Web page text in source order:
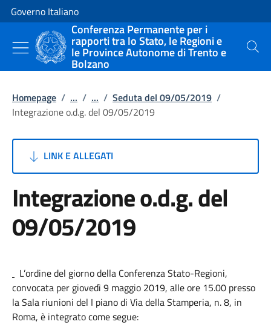
Vai al contenuto
Vai alla navigazione del sito
Governo Italiano
Conferenza Permanente per i
rapporti tra lo Stato, le Regioni e
le Province Autonome di Trento e
Bolzano
Cerca
Homepage / ... / ... / Seduta del 09/05/2019 /
Integrazione o.d.g. del 09/05/2019
LINK E ALLEGATI
Integrazione o.d.g. del
09/05/2019
L’ordine del giorno della Conferenza Stato-Regioni,
convocata per giovedì 9 maggio 2019, alle ore 15.00 presso
la Sala riunioni del I piano di Via della Stamperia, n. 8, in
Roma, è integrato come segue: